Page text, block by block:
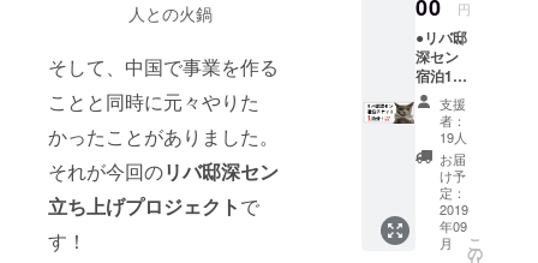
人との火鍋
そして、中国で事業を作る
ことと同時に元々やりた
かったことがありました。
それが今回のリバ邸深セン
立ち上げプロジェクトで
す！
その結果、
早くから海
外で経験を
積む事を心
に決める。
帰国後は、
日中学生会
議に入り、
その後大学
●クラウ
ドファ
ンディ
ングの
活動報
告にお
名前掲
載
00 円
●リバ邸
深セン
宿泊1泊
券（使
用期限
は3年以
内） ●
リバ邸
深セン
ご支援
様限定
FBグ
支援
者：
19人
お届
け予
定：
2019
年09
月
こ
の